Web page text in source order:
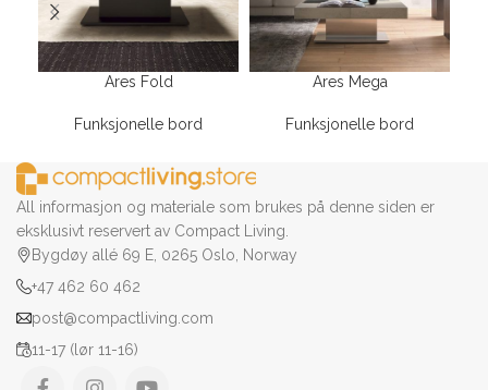
Ares Fold
Funksjonelle bord
Ares Mega
Funksjonelle bord
All informasjon og materiale som brukes på denne siden er
eksklusivt reservert av Compact Living.
Bygdøy allé 69 E, 0265 Oslo, Norway
+47 462 60 462
post@compactliving.com
11-17 (lør 11-16)